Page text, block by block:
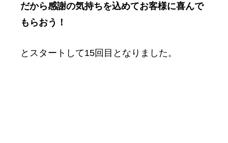
だから感謝の気持ちを込めてお客様に喜んで
もらおう！
とスタートして15回目となりました。